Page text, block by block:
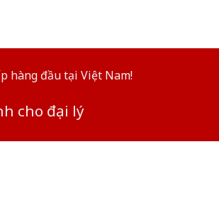
hàng đầu tại Việt Nam!
cho đại lý